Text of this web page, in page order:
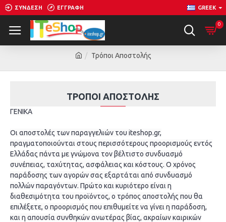
ΣΎΝΔΕΣΗ ΕΓΓΡΑΦΉ GREEK
0
Τρόποι Αποστολής
ΤΡΌΠΟΙ ΑΠΟΣΤΟΛΉΣ
ΓΕΝΙΚΑ
Οι αποστολές των παραγγελιών του iteshop.gr,
πραγματοποιούνται στους περισσότερους προορισμούς εντός
Ελλάδας πάντα με γνώμονα τον βέλτιστο συνδυασμό
συνέπειας, ταχύτητας, ασφάλειας και κόστους. Ο χρόνος
παράδοσης των αγορών σας εξαρτάται από συνδυασμό
πολλών παραγόντων. Πρώτο και κυριότερο είναι η
διαθεσιμότητα του προϊόντος, ο τρόπος αποστολής που θα
επιλέξετε, ο προορισμός που επιθυμείτε να γίνει η παράδοση,
και η απουσία συνθηκών ανωτέρας βίας, ακραίων καιρικών